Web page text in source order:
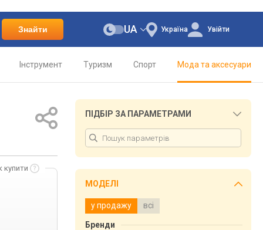
Знайти Україна
UA Увійти
Інструмент Туризм Спорт Мода та аксесуари
купити
ПІДБІР ЗА ПАРАМЕТРАМИ
МОДЕЛІ
у продажу всі
Бренди